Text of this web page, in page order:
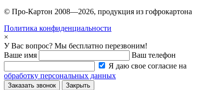
© Про-Картон 2008—2026, продукция из гофрокартона
Политика конфиденциальности
×
У Вас вопрос? Мы бесплатно перезвоним!
Ваше имя
Ваш телефон
Я даю свое согласие на
обработку персональных данных
Заказать звонок Закрыть